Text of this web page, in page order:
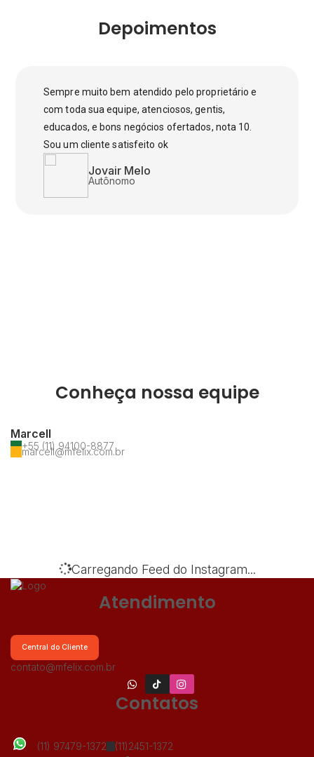
Depoimentos
Jovair Melo
Autônomo
Sempre muito bem atendido pelo proprietário e
com toda sua equipe, atenciosos, gentis,
educados, e bons negócios ofertados, nota 10.
Sou um cliente satisfeito ok
Conheça nossa equipe
Marcell
+55 (11) 94100-8877
marcell@mfelix.com.br
Carregando Feed do Instagram...
Atendimento
Central do Cliente
contato@mfelix.com.br
Contatos
(11) 97479-1372 (11)2451-1372